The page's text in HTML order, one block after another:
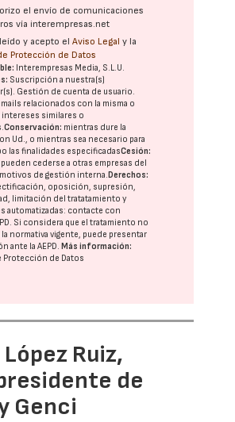
el envío de comunicaciones
vía interempresas.net
y acepto elAviso Legal y la
Protección de Datos
Interempresas Media, S.L.U.
Suscripción a nuestra(s)
Gestión de cuenta de usuario.
relacionados con la misma o
intereses similares o
Conservación: mientras dure la
Ud., o mientras sea necesario para
las finalidades especificadasCesión:
cederse a otras empresas del
de gestión interna.Derechos:
oposición, supresión,
limitación del tratatamiento y
automatizadas: contacte con
. Si considera que el tratamiento no
la normativa vigente, puede presentar
ante laAEPD.Más información:
Protección de Datos
Ruiz,
de
Genci